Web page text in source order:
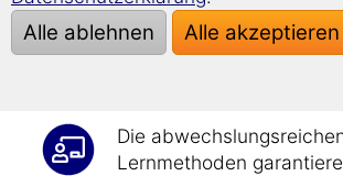
all Ihre Wünsche
und
Ihrer Reise nach
Die
Lernmethoden
Alle ablehnen Alle akzeptieren